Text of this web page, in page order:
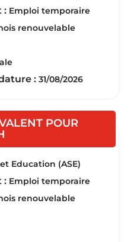
: Emploi temporaire
renouvelable
: 31/08/2026
POUR
Education (ASE)
: Emploi temporaire
renouvelable